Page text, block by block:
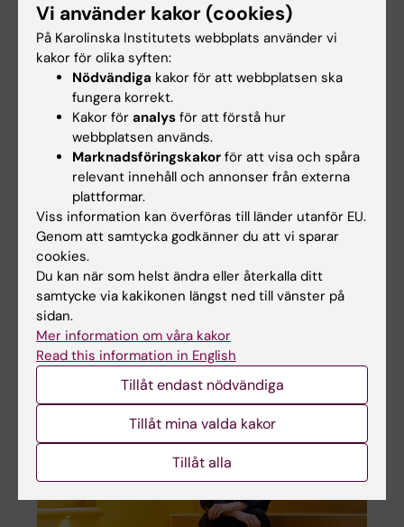
Ledningsinformation från Dentmed 260602
2026-06-02 13:55
Här kan du se pdf:en från Bodil Lunds ledningsinfo den
2 juni 2026
Vi använder kakor (cookies)
På Karolinska Institutets webbplats använder vi
kakor för olika syften:
Nödvändiga kakor för att webbplatsen ska
fungera korrekt.
Kakor för analys för att förstå hur
webbplatsen används.
Marknadsföringskakor för att visa och spåra
relevant innehåll och annonser från externa
plattformar.
Viss information kan överföras till länder utanför EU.
Genom att samtycka godkänner du att vi sparar
cookies.
Du kan när som helst ändra eller återkalla ditt
samtycke via kakikonen längst ned till vänster på
sidan.
Mer information om våra kakor
Read this information in English
Tillåt endast nödvändiga
Tillåt mina valda kakor
Tillåt alla